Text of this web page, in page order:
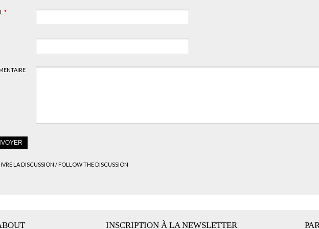
*
LA DISCUSSION / FOLLOW THE DISCUSSION
INSCRIPTION À LA NEWSLETTER